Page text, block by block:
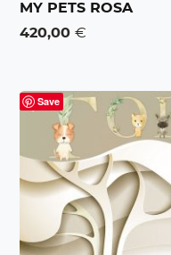
MY PETS ROSA
420,00€
Save